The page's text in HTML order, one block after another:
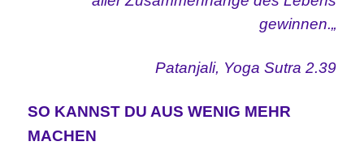
gewinnen.„
Patanjali, Yoga Sutra 2.39
SO KANNST DU AUS WENIG MEHR
MACHEN